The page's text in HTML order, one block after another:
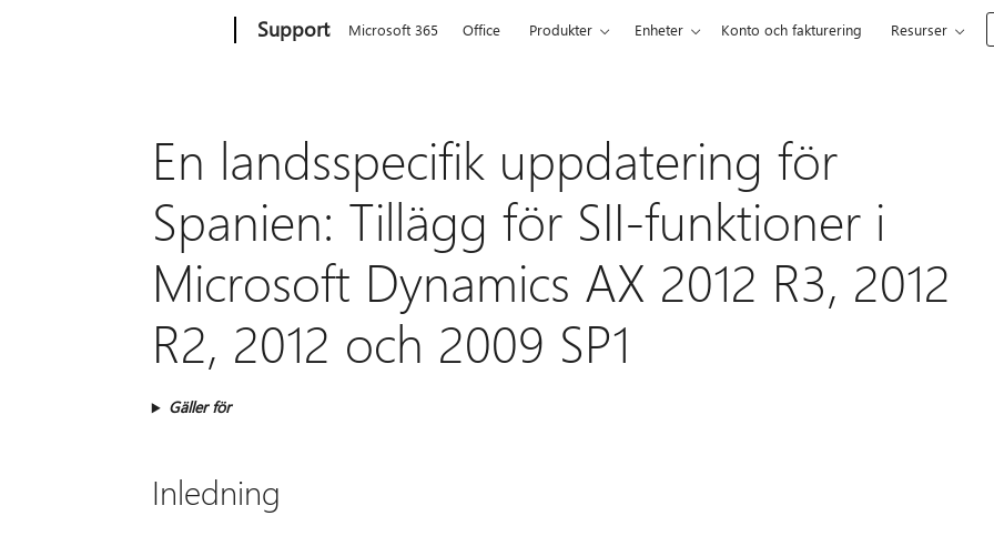
Support Microsoft 365 Office Produkter Enheter Konto och fakturering Resurser
En landsspecifik uppdatering för
Spanien: Tillägg för SII-funktioner i
Microsoft Dynamics AX 2012 R3, 2012
R2, 2012 och 2009 SP1
Gäller för
Inledning